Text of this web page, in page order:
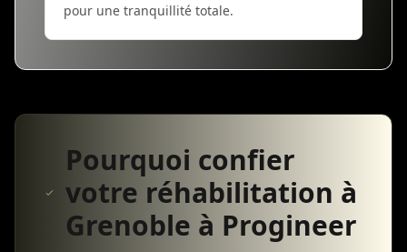
pour une tranquillité totale.
Pourquoi confier
votre réhabilitation à
Grenoble à Progineer